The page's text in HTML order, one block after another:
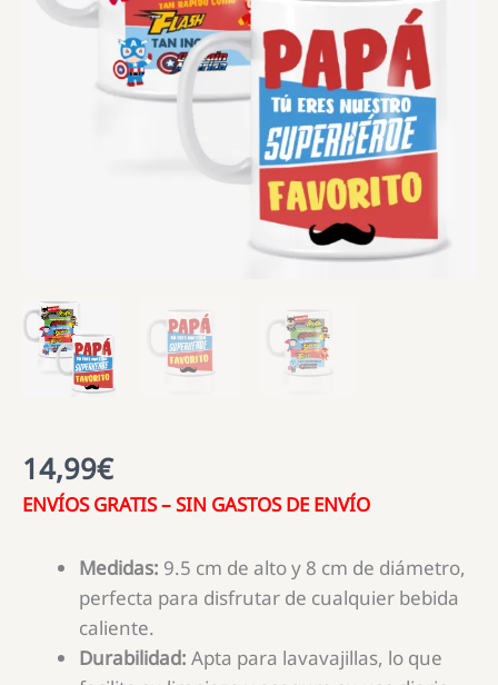
14,99€
ENVÍOS GRATIS – SIN GASTOS DE ENVÍO
Medidas: 9.5 cm de alto y 8 cm de diámetro,
perfecta para disfrutar de cualquier bebida
caliente.
Durabilidad: Apta para lavavajillas, lo que